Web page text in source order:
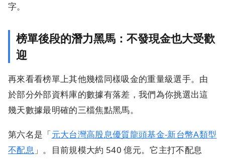
字。
榜單後段的潛力黑馬：不發現金也大受歡
迎
再來看看榜單上其他幾檔同樣吸金的重量級選手。由
於部分外部資料庫的數據有落差，我們為你挑選出這
幾天數據最明確的三檔焦點黑馬。
第六名是「元大台灣高股息優質龍頭基金-新台幣A類型
不配息 」。目前規模大約 540 億元。它主打不配息